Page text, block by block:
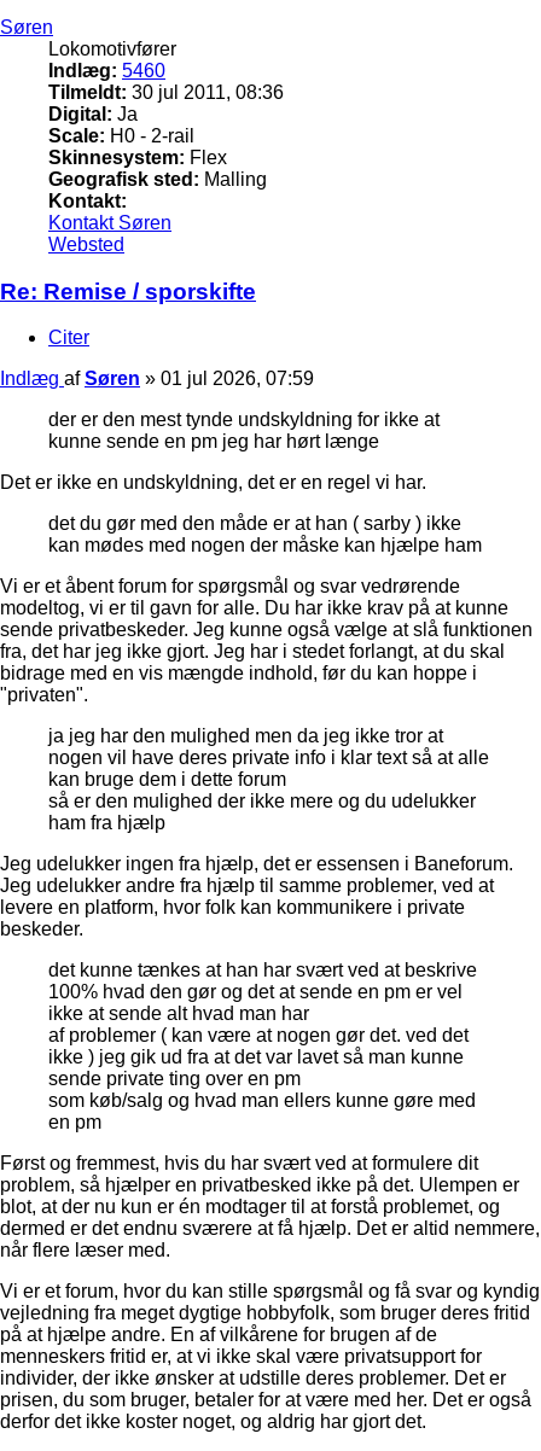
Søren
Lokomotivfører
Indlæg: 5460
Tilmeldt: 30 jul 2011, 08:36
Digital: Ja
Scale: H0 - 2-rail
Skinnesystem: Flex
Geografisk sted: Malling
Kontakt:
Kontakt Søren
Websted
Re: Remise / sporskifte
Citer
Indlæg afSøren » 01 jul 2026, 07:59
der er den mest tynde undskyldning for ikke at
kunne sende en pm jeg har hørt længe
Det er ikke en undskyldning, det er en regel vi har.
det du gør med den måde er at han ( sarby ) ikke
kan mødes med nogen der måske kan hjælpe ham
Vi er et åbent forum for spørgsmål og svar vedrørende
modeltog, vi er til gavn for alle. Du har ikke krav på at kunne
sende privatbeskeder. Jeg kunne også vælge at slå funktionen
fra, det har jeg ikke gjort. Jeg har i stedet forlangt, at du skal
bidrage med en vis mængde indhold, før du kan hoppe i
"privaten".
ja jeg har den mulighed men da jeg ikke tror at
nogen vil have deres private info i klar text så at alle
kan bruge dem i dette forum
så er den mulighed der ikke mere og du udelukker
ham fra hjælp
Jeg udelukker ingen fra hjælp, det er essensen i Baneforum.
Jeg udelukker andre fra hjælp til samme problemer, ved at
levere en platform, hvor folk kan kommunikere i private
beskeder.
det kunne tænkes at han har svært ved at beskrive
100% hvad den gør og det at sende en pm er vel
ikke at sende alt hvad man har
af problemer ( kan være at nogen gør det. ved det
ikke ) jeg gik ud fra at det var lavet så man kunne
sende private ting over en pm
som køb/salg og hvad man ellers kunne gøre med
en pm
Først og fremmest, hvis du har svært ved at formulere dit
problem, så hjælper en privatbesked ikke på det. Ulempen er
blot, at der nu kun er én modtager til at forstå problemet, og
dermed er det endnu sværere at få hjælp. Det er altid nemmere,
når flere læser med.
Vi er et forum, hvor du kan stille spørgsmål og få svar og kyndig
vejledning fra meget dygtige hobbyfolk, som bruger deres fritid
på at hjælpe andre. En af vilkårene for brugen af de
menneskers fritid er, at vi ikke skal være privatsupport for
individer, der ikke ønsker at udstille deres problemer. Det er
prisen, du som bruger, betaler for at være med her. Det er også
derfor det ikke koster noget, og aldrig har gjort det.